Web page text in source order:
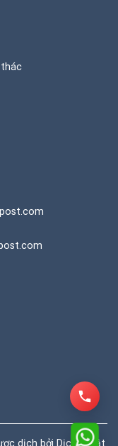
thác
dịch bởi Dịch thuật